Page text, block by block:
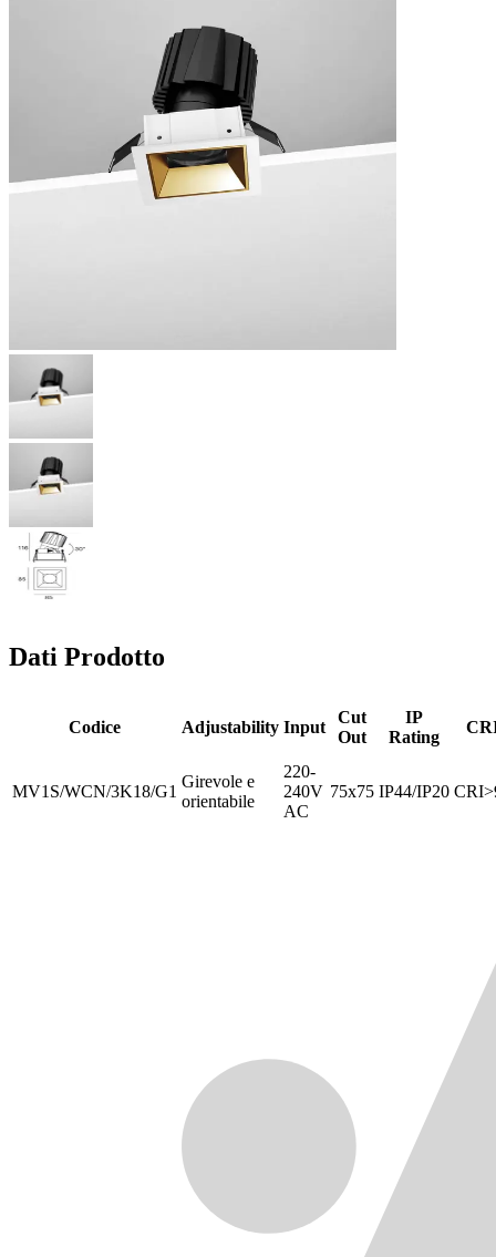
Dati Prodotto
Codice Adjustability Input
Cut
Out
IP
Rating
MV1S/WCN/3K18/G1
Girevole e
orientabile
220-
240V
AC
75x75 IP44/IP20